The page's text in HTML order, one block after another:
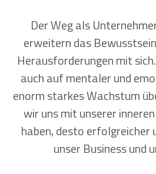
Der Weg als
erweitern das
Herausforderungen mit
auch auf mentaler und
enorm starkes Wachstum
wir uns mit unserer
haben, desto erfolgreicher
unser Business und